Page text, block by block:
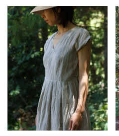
ジ
か
ら
選
択
で
き
ま
す
の
商
品
に
は
複
数
の
バ
リ
エ
ー
シ
ョ
ン
が
あ
り
ま